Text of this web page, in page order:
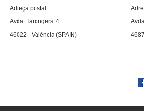
Adreça postal:
Avda. Tarongers, 4
46022 - València (SPAIN)